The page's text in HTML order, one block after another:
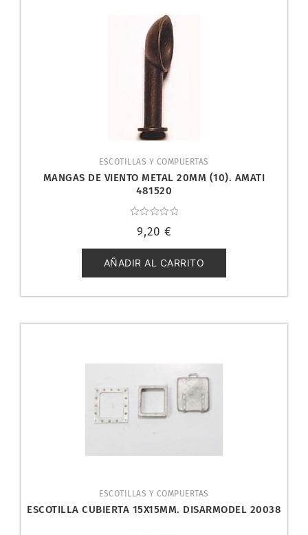
ESCOTILLAS Y COMPUERTAS
MANGAS DE VIENTO METAL 20MM (10). AMATI
481520
con
de
5
9,20 €
AÑADIR AL CARRITO
ESCOTILLAS Y COMPUERTAS
ESCOTILLA CUBIERTA 15X15MM. DISARMODEL 20038